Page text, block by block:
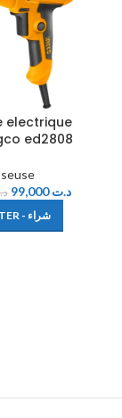
electrique
ed2808
د.ت99,000
ACHETER - شراء